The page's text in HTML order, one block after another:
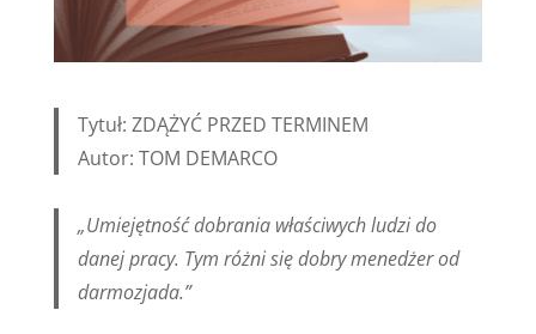
Tytuł: ZDĄŻYĆ PRZED TERMINEM
Autor: TOM DEMARCO
„Umiejętność dobrania właściwych ludzi do
danej pracy. Tym różni się dobry menedżer od
darmozjada.”